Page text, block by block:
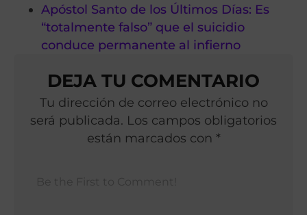
Apóstol Santo de los Últimos Días: Es
“totalmente falso” que el suicidio
conduce permanente al infierno
DEJA TU COMENTARIO
Tu dirección de correo electrónico no
será publicada. Los campos obligatorios
están marcados con *